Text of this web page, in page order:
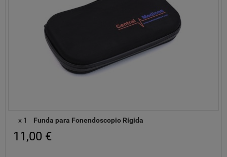
x 1 Funda para Fonendoscopio Rígida
11,00 €